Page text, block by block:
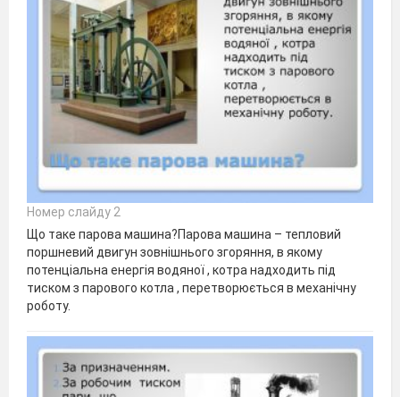
Номер слайду 2
Що таке парова машина?Парова машина – тепловий
поршневий двигун зовнішнього згоряння, в якому
потенціальна енергія водяної , котра надходить під
тиском з парового котла , перетворюється в механічну
роботу.